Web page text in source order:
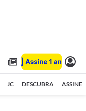
JC DESCUBRA ASSINE